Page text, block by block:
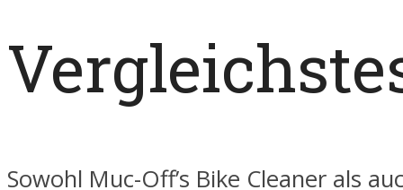
Sowohl Muc-Off’s Bike Cleaner als